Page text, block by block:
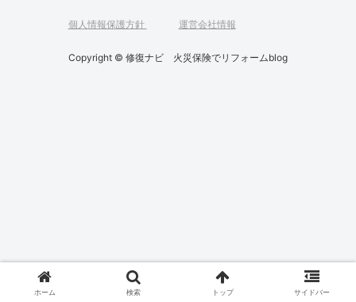
ホーム 検索 トップ サイドバー
個人情報保護方針 運営会社情報
Copyright © 修復ナビ 火災保険でリフォームblog